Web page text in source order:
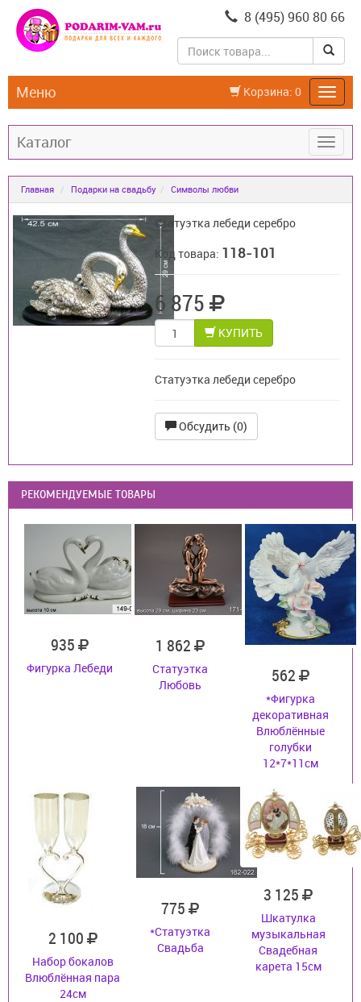
8 (495) 960 80 66
Корзина: 0
Меню
Каталог
Главная Подарки на свадьбу Символы любви
Статуэтка лебеди серебро
Код товара: 118-101
6 875
КУПИТЬ
Статуэтка лебеди серебро
Обсудить (0)
РЕКОМЕНДУЕМЫЕ ТОВАРЫ
935
Фигурка Лебеди
1 862
Статуэтка
Любовь
562
*Фигурка
декоративная
Влюблённые
голубки
12*7*11см
2 100
Набор бокалов
Влюблённая пара
24см
775
*Статуэтка
Свадьба
3 125
Шкатулка
музыкальная
Свадебная
карета 15см